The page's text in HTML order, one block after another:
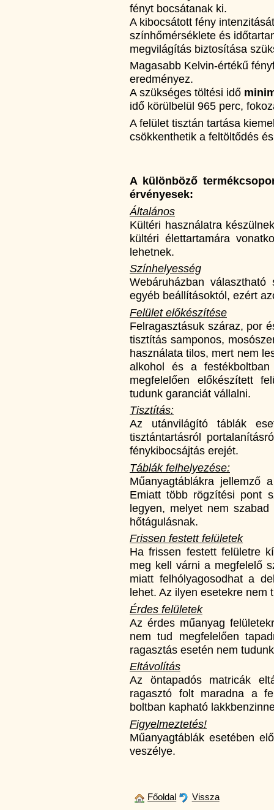
fényt bocsátanak ki.
A kibocsátott fény
színhőmérséklete és
megvilágítás biztosítása
Magasabb Kelvin-értékű
eredményez.
A szükséges töltési idő
idő körülbelül 965 perc,
A felület tisztán tartása
csökkenthetik a feltöltődés
A különböző
érvényesek:
Általános
Kültéri használatra
kültéri élettartamára
lehetnek.
Színhelyesség
Webáruházban
egyéb beállításoktól, ezért
Felület előkészítése
Felragasztásuk száraz, por
tisztítás samponos,
használata tilos, mert nem
alkohol és a
megfelelően előkészített
tudunk garanciát vállalni.
Tisztítás:
Az utánvilágító táblák
tisztántartásról
fénykibocsájtás erejét.
Táblák felhelyezése:
Műanyagtáblákra jellemző
Emiatt több rögzítési pont
legyen, melyet nem
hőtágulásnak.
Frissen festett felületek
Ha frissen festett felületre
meg kell várni a megfelelő
miatt felhólyagosodhat a
lehet. Az ilyen esetekre nem
Érdes felületek
Az érdes műanyag
nem tud megfelelően
ragasztás esetén nem
Eltávolítás
Az öntapadós matricák
ragasztó folt maradna a
boltban kapható
Figyelmeztetés!
Műanyagtáblák esetében
veszélye.
Főoldal Vissza